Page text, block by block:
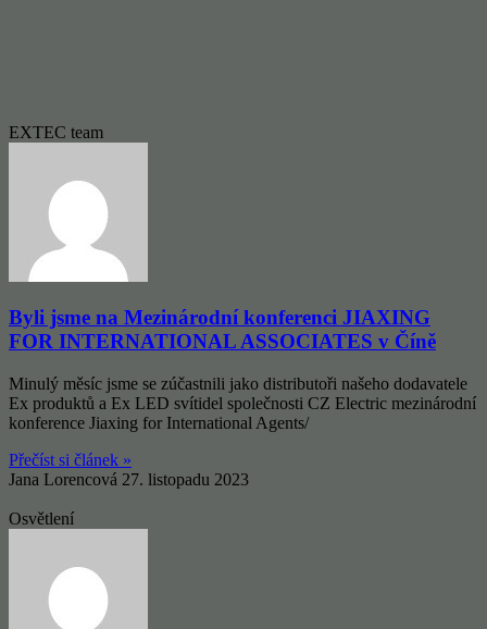
EXTEC team
Byli jsme na Mezinárodní konferenci JIAXING
FOR INTERNATIONAL ASSOCIATES v Číně
Minulý měsíc jsme se zúčastnili jako distributoři našeho dodavatele
Ex produktů a Ex LED svítidel společnosti CZ Electric mezinárodní
konference Jiaxing for International Agents/
Přečíst si článek »
Jana Lorencová 27. listopadu 2023
Osvětlení